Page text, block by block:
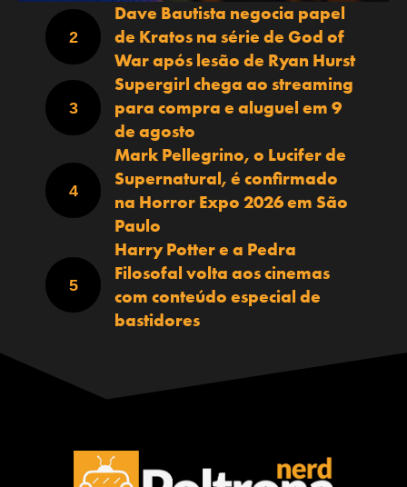
Dave Bautista negocia papel
de Kratos na série de God of
War após lesão de Ryan Hurst
Supergirl chega ao streaming
para compra e aluguel em 9
de agosto
Mark Pellegrino, o Lucifer de
Supernatural, é confirmado
na Horror Expo 2026 em São
Paulo
Harry Potter e a Pedra
Filosofal volta aos cinemas
com conteúdo especial de
bastidores